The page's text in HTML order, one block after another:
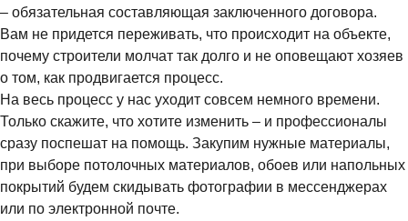
– обязательная составляющая заключенного договора.
Вам не придется переживать, что происходит на объекте,
почему строители молчат так долго и не оповещают хозяев
о том, как продвигается процесс.
На весь процесс у нас уходит совсем немного времени.
Только скажите, что хотите изменить – и профессионалы
сразу поспешат на помощь. Закупим нужные материалы,
при выборе потолочных материалов, обоев или напольных
покрытий будем скидывать фотографии в мессенджерах
или по электронной почте.